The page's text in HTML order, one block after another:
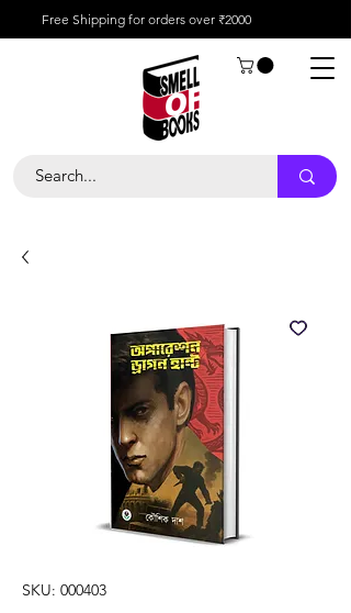
Free Shipping for orders over ₹2000
SKU: 000403